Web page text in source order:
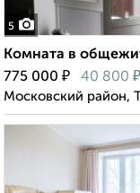
5
Комната в
775 000 ₽ 40 800 ₽
Московский район,